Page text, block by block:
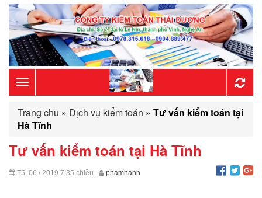
Toggle
navigation
Trang chủ » Dịch vụ kiểm toán » Tư vấn kiểm toán tại
Hà Tĩnh
Tư vấn kiểm toán tại Hà Tĩnh
T5, 06 / 2019 7:35 chiều | phamhanh